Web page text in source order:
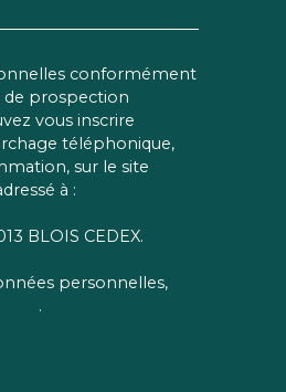
conformément
de prospection
vous inscrire
téléphonique,
sur le site
à :
BLOIS CEDEX.
personnelles,
.